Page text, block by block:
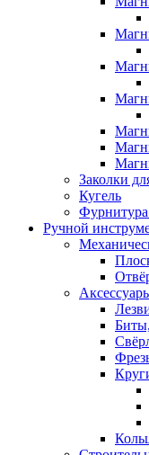
Заколки
Кугель
Ручной